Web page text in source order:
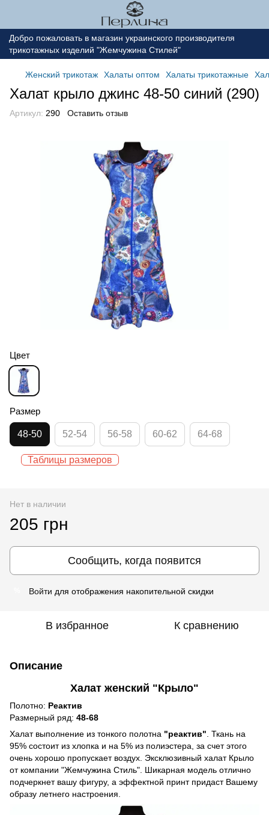
Добро пожаловать в магазин украинского производителя
трикотажных изделий "Жемчужина Стилей"
Женский трикотаж Халаты оптом Халаты трикотажные
Халат крыло джинс 48-50 синий (290)
Артикул: 290 Оставить отзыв
Цвет
Размер
48-50 52-54 56-58 60-62 64-68
Таблицы размеров
Нет в наличии
205 грн
Сообщить, когда появится
Войти для отображения накопительной скидки
В избранное К сравнению
Описание
Халат женский "Крыло"
Полотно: Реактив
Размерный ряд: 48-68
Халат выполнение из тонкого полотна "реактив" . Ткань на
95% состоит из хлопка и на 5% из полиэстера, за счет этого
очень хорошо пропускает воздух. Эксклюзивный халат Крыло
от компании "Жемчужина Стиль". Шикарная модель отлично
подчеркнет вашу фигуру, а эффектной принт придаст Вашему
образу летнего настроения.